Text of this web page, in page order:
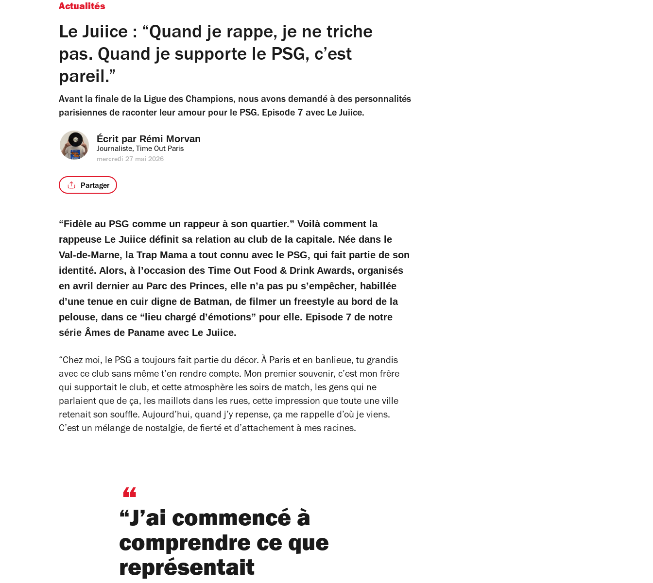
Actualités
Le Juiice : “Quand je rappe, je ne triche
pas. Quand je supporte le PSG, c’est
pareil.”
Avant la finale de la Ligue des Champions, nous avons demandé à des personnalités
parisiennes de raconter leur amour pour le PSG. Episode 7 avec Le Juiice.
Écrit par Rémi Morvan
Journaliste, Time Out Paris
mercredi 27 mai 2026
Partager
“Fidèle au PSG comme un rappeur à son quartier.” Voilà comment la
rappeuse Le Juiice définit sa relation au club de la capitale. Née dans le
Val-de-Marne, la Trap Mama a tout connu avec le PSG, qui fait partie de son
identité. Alors, à l’occasion des Time Out Food & Drink Awards, organisés
en avril dernier au Parc des Princes, elle n’a pas pu s’empêcher, habillée
d’une tenue en cuir digne de Batman, de filmer un freestyle au bord de la
pelouse, dans ce “lieu chargé d’émotions” pour elle. Episode 7 de notre
série Âmes de Paname avec Le Juiice.
“Chez moi, le PSG a toujours fait partie du décor. À Paris et en banlieue, tu grandis
avec ce club sans même t’en rendre compte. Mon premier souvenir, c’est mon frère
qui supportait le club, et cette atmosphère les soirs de match, les gens qui ne
parlaient que de ça, les maillots dans les rues, cette impression que toute une ville
retenait son souffle. Aujourd’hui, quand j’y repense, ça me rappelle d’où je viens.
C’est un mélange de nostalgie, de fierté et d’attachement à mes racines.
“J’ai commencé à
comprendre ce que
représentait